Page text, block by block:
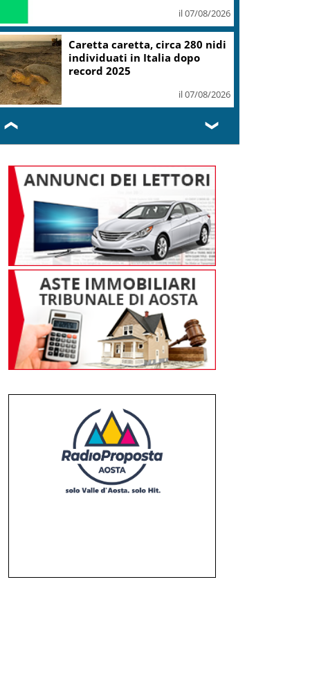
il 07/08/2026
Mondiali Wakeboard: primo
oro è azzurro, Noa Gualtieri
campione Under 14
il 07/08/2026
❮ ❯